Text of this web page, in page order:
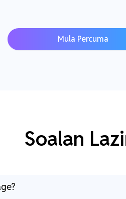
Mula Percuma
Soalan